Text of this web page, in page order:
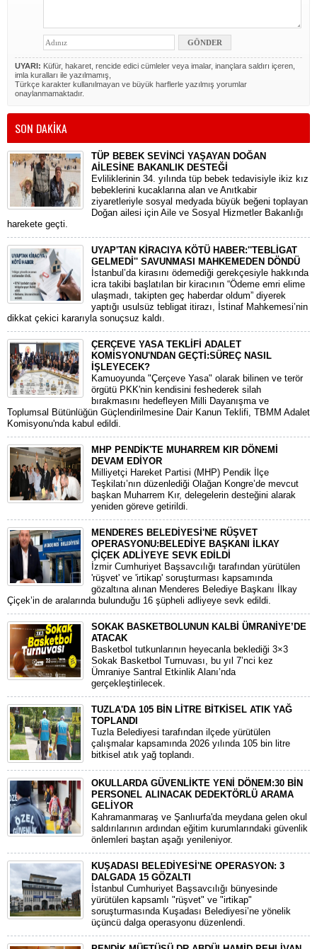
UYARI: Küfür, hakaret, rencide edici cümleler veya imalar, inançlara saldırı içeren,
imla kuralları ile yazılmamış,
Türkçe karakter kullanılmayan ve büyük harflerle yazılmış yorumlar
onaylanmamaktadır.
SON DAKİKA
TÜP BEBEK SEVİNCİ YAŞAYAN DOĞAN
AİLESİNE BAKANLIK DESTEĞİ
​Evliliklerinin 34. yılında tüp bebek tedavisiyle ikiz kız
bebeklerini kucaklarına alan ve Anıtkabir
ziyaretleriyle sosyal medyada büyük beğeni toplayan
Doğan ailesi için Aile ve Sosyal Hizmetler Bakanlığı
harekete geçti.
UYAP'TAN KİRACIYA KÖTÜ HABER:''TEBLİGAT
GELMEDİ'' SAVUNMASI MAHKEMEDEN DÖNDÜ
​İstanbul’da kirasını ödemediği gerekçesiyle hakkında
icra takibi başlatılan bir kiracının “Ödeme emri elime
ulaşmadı, takipten geç haberdar oldum” diyerek
yaptığı usulsüz tebligat itirazı, İstinaf Mahkemesi’nin
dikkat çekici kararıyla sonuçsuz kaldı.
ÇERÇEVE YASA TEKLİFİ ADALET
KOMİSYONU'NDAN GEÇTİ:SÜREÇ NASIL
İŞLEYECEK?
​Kamuoyunda "Çerçeve Yasa" olarak bilinen ve terör
örgütü PKK'nin kendisini feshederek silah
bırakmasını hedefleyen Milli Dayanışma ve
Toplumsal Bütünlüğün Güçlendirilmesine Dair Kanun Teklifi, TBMM Adalet
Komisyonu'nda kabul edildi.
MHP PENDİK'TE MUHARREM KIR DÖNEMİ
DEVAM EDİYOR
​Milliyetçi Hareket Partisi (MHP) Pendik İlçe
Teşkilatı’nın düzenlediği Olağan Kongre’de mevcut
başkan Muharrem Kır, delegelerin desteğini alarak
yeniden göreve getirildi.
MENDERES BELEDİYESİ'NE RÜŞVET
OPERASYONU:BELEDİYE BAŞKANI İLKAY
ÇİÇEK ADLİYEYE SEVK EDİLDİ
​İzmir Cumhuriyet Başsavcılığı tarafından yürütülen
'rüşvet' ve 'irtikap' soruşturması kapsamında
gözaltına alınan Menderes Belediye Başkanı İlkay
Çiçek’in de aralarında bulunduğu 16 şüpheli adliyeye sevk edildi.
SOKAK BASKETBOLUNUN KALBİ ÜMRANİYE’DE
ATACAK
Basketbol tutkunlarının heyecanla beklediği 3×3
Sokak Basketbol Turnuvası, bu yıl 7’nci kez
Ümraniye Santral Etkinlik Alanı’nda
gerçekleştirilecek.
TUZLA'DA 105 BİN LİTRE BİTKİSEL ATIK YAĞ
TOPLANDI
Tuzla Belediyesi tarafından ilçede yürütülen
çalışmalar kapsamında 2026 yılında 105 bin litre
bitkisel atık yağ toplandı.
OKULLARDA GÜVENLİKTE YENİ DÖNEM:30 BİN
PERSONEL ALINACAK DEDEKTÖRLÜ ARAMA
GELİYOR
​Kahramanmaraş ve Şanlıurfa'da meydana gelen okul
saldırılarının ardından eğitim kurumlarındaki güvenlik
önlemleri baştan aşağı yenileniyor.
KUŞADASI BELEDİYESİ'NE OPERASYON: 3
DALGADA 15 GÖZALTI
​İstanbul Cumhuriyet Başsavcılığı bünyesinde
yürütülen kapsamlı "rüşvet" ve "irtikap"
soruşturmasında Kuşadası Belediyesi’ne yönelik
üçüncü dalga operasyonu düzenlendi.